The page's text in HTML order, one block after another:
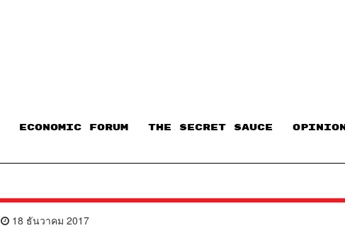
ECONOMIC FORUM THE SECRET SAUCE​ OPINION
18 ธันวาคม 2017